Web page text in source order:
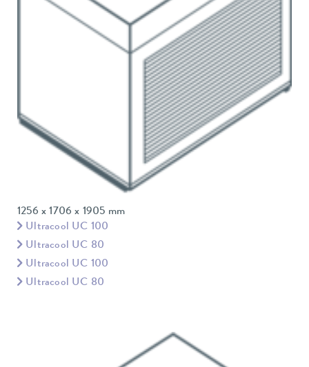
1256 x 1706 x 1905 mm
Ultracool UC 100
Ultracool UC 80
Ultracool UC 100
Ultracool UC 80